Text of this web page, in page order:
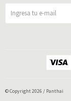
© Copyright 2026 / Panthai